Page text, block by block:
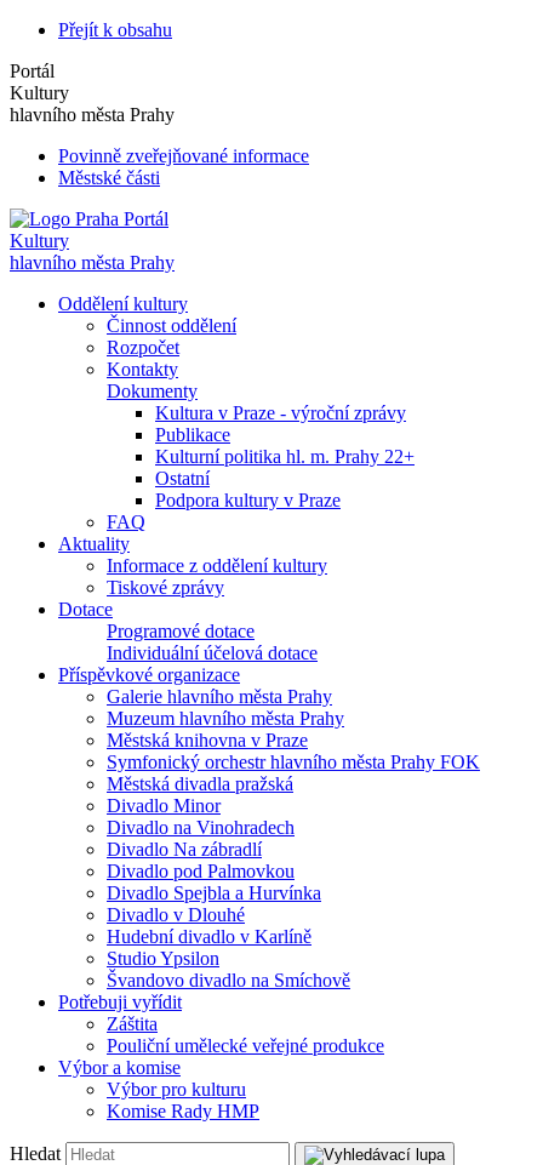
Přejít k obsahu
Portál
Kultury
hlavního města Prahy
Povinně zveřejňované informace
Městské části
Portál
Kultury
hlavního města Prahy
Oddělení kultury
Činnost oddělení
Rozpočet
Kontakty
Dokumenty
Kultura v Praze - výroční zprávy
Publikace
Kulturní politika hl. m. Prahy 22+
Ostatní
Podpora kultury v Praze
FAQ
Aktuality
Informace z oddělení kultury
Tiskové zprávy
Dotace
Programové dotace
Individuální účelová dotace
Příspěvkové organizace
Galerie hlavního města Prahy
Muzeum hlavního města Prahy
Městská knihovna v Praze
Symfonický orchestr hlavního města Prahy FOK
Městská divadla pražská
Divadlo Minor
Divadlo na Vinohradech
Divadlo Na zábradlí
Divadlo pod Palmovkou
Divadlo Spejbla a Hurvínka
Divadlo v Dlouhé
Hudební divadlo v Karlíně
Studio Ypsilon
Švandovo divadlo na Smíchově
Potřebuji vyřídit
Záštita
Pouliční umělecké veřejné produkce
Výbor a komise
Výbor pro kulturu
Komise Rady HMP
Hledat